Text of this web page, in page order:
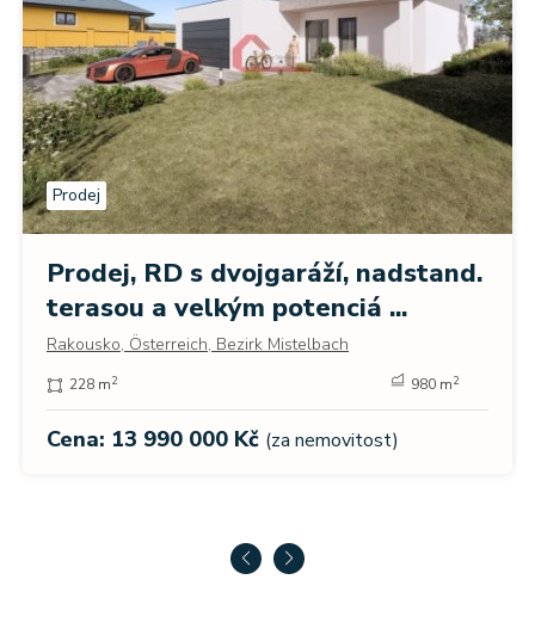
Prodej
Prodej, RD s dvojgaráží, nadstand.
terasou a velkým potenciá ...
Rakousko, Österreich, Bezirk Mistelbach
228 m2 980 m2
Cena: 13 990 000 Kč (za nemovitost)